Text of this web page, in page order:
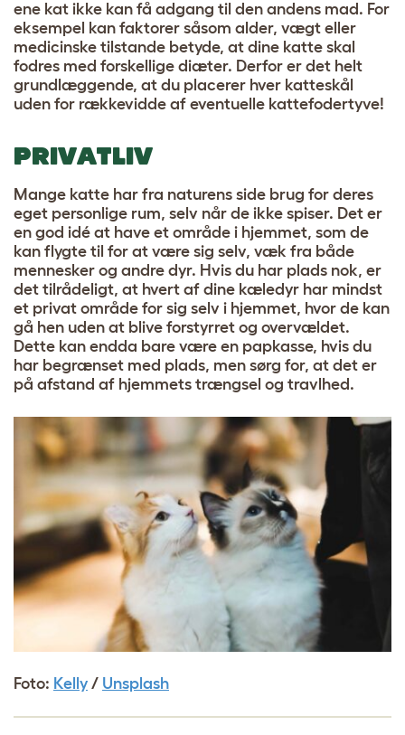
ene kat ikke kan få adgang til den andens mad. For
eksempel kan faktorer såsom alder, vægt eller
medicinske tilstande betyde, at dine katte skal
fodres med forskellige diæter. Derfor er det helt
grundlæggende, at du placerer hver katteskål
uden for rækkevidde af eventuelle kattefodertyve!
PRIVATLIV
Mange katte har fra naturens side brug for deres
eget personlige rum, selv når de ikke spiser. Det er
en god idé at have et område i hjemmet, som de
kan flygte til for at være sig selv, væk fra både
mennesker og andre dyr. Hvis du har plads nok, er
det tilrådeligt, at hvert af dine kæledyr har mindst
et privat område for sig selv i hjemmet, hvor de kan
gå hen uden at blive forstyrret og overvældet.
Dette kan endda bare være en papkasse, hvis du
har begrænset med plads, men sørg for, at det er
på afstand af hjemmets trængsel og travlhed.
Foto: Kelly / Unsplash